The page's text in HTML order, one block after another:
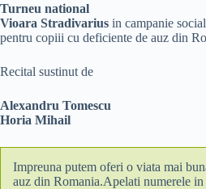
Turneu national
Vioara Stradivarius in campanie
pentru copiii cu deficiente de auz din
Recital sustinut de
Alexandru Tomescu
Horia Mihail
Impreuna putem oferi o viata mai
auz din Romania.Apelati numerele in